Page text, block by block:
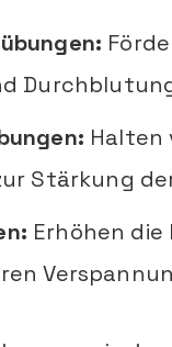
Halten
Stärkung
Erhöhen